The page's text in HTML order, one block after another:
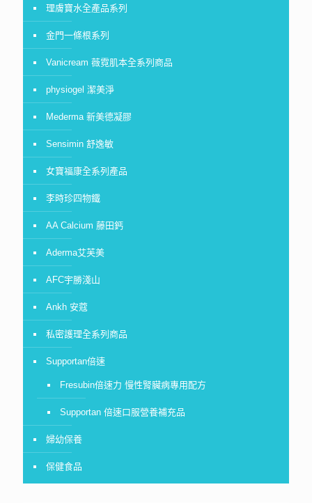
理膚寶水全產品系列
金門一條根系列
Vanicream 薇霓肌本全系列商品
physiogel 潔美淨
Mederma 新美德凝膠
Sensimin 舒逸敏
女寶福康全系列產品
李時珍四物鐵
AA Calcium 藤田鈣
Aderma艾芙美
AFC宇勝淺山
Ankh 安蔻
私密護理全系列商品
Supportan倍速
Fresubin倍速力 慢性腎臟病專用配方
Supportan 倍速口服營養補充品
婦幼保養
保健食品